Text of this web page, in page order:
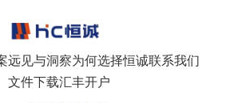
远见与洞察为何选择恒诚联系我们
文件下载汇丰开户